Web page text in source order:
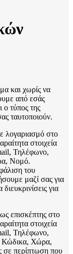
και χωρίς να
από εσάς
τύπος της
ταυτοποιούν.
λογαριασμό στο
στοιχεία
Τηλέφωνο,
Νομό.
του
μαζί σας για
για
επισκέπτης στο
στοιχεία
Τηλέφωνο,
Κώδικα, Χώρα,
σε περίπτωση που